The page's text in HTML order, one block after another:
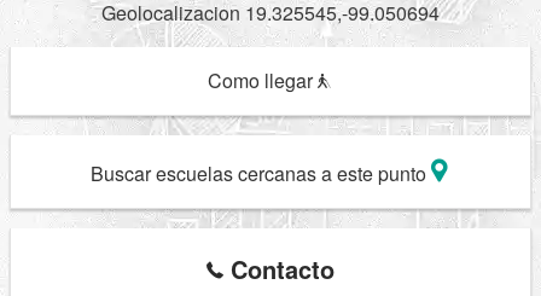
Geolocalizacion 19.325545,-99.050694
Como llegar
Buscar escuelas cercanas a este punto
Contacto